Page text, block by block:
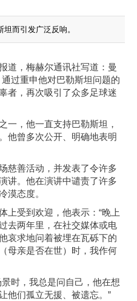
而引发广泛反响。
道，梅赫尔通讯社写道：曼
过重申他对巴勒斯坦问题的
者，再次吸引了众多足球迷
一，他一直支持巴勒斯坦，
他曾多次公开、明确地表明
慈善活动，并发表了令许多
讲。他在演讲中谴责了许多
漠态度。
上受到欢迎，他表示：“晚上
去两年里，在社交媒体或电
哀求地问着被埋在瓦砾下的
母亲是否在世）时，我作何
时，我总是问自己，他在想
他们孤立无援、被遗忘。”